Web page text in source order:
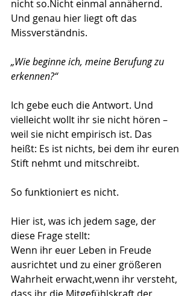
nicht so.Nicht einmal annähernd.
Und genau hier liegt oft das
Missverständnis.
„Wie beginne ich, meine Berufung zu
erkennen?“
Ich gebe euch die Antwort. Und
vielleicht wollt ihr sie nicht hören –
weil sie nicht empirisch ist. Das
heißt: Es ist nichts, bei dem ihr euren
Stift nehmt und mitschreibt.
So funktioniert es nicht.
Hier ist, was ich jedem sage, der
diese Frage stellt:
Wenn ihr euer Leben in Freude
ausrichtet und zu einer größeren
Wahrheit erwacht,wenn ihr versteht,